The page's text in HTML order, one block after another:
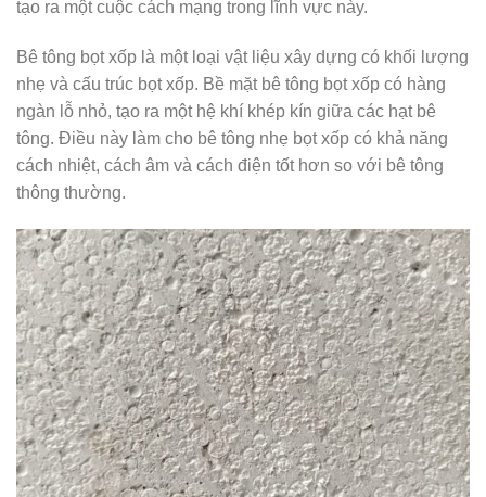
tạo ra một cuộc cách mạng trong lĩnh vực này.
Bê tông bọt xốp là một loại vật liệu xây dựng có khối lượng
nhẹ và cấu trúc bọt xốp. Bề mặt bê tông bọt xốp có hàng
ngàn lỗ nhỏ, tạo ra một hệ khí khép kín giữa các hạt bê
tông. Điều này làm cho bê tông nhẹ bọt xốp có khả năng
cách nhiệt, cách âm và cách điện tốt hơn so với bê tông
thông thường.